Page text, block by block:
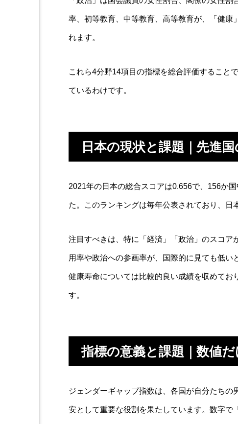
率、初等教育、中等教育、高等教育が、「健康
れます。
これら4分野14項目の指標を総合評価すること
ているわけです。
日本の現状と課題｜先進
2021年の日本の総合スコアは0.656で、156か
た。このランキングは毎年公表されており、日
注目すべきは、特に「経済」「政治」のスコ
用率や政治への参画率が、国際的に見ても低
健康寿命については比較的良い成績を収めてお
す。
指標の意義と課題｜数値
ジェンダーギャップ指数は、各国が自分たちの
安として重要な役割を果たしています。数字